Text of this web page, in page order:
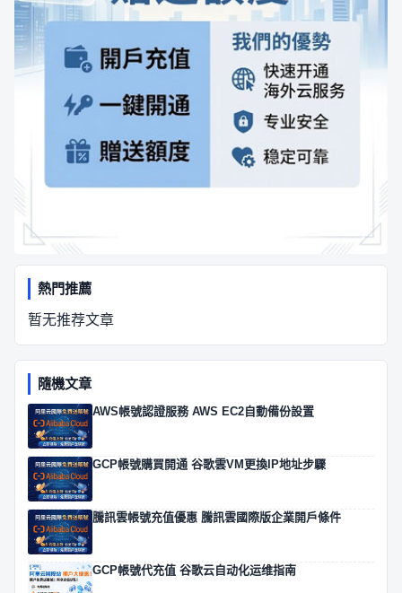
熱門推薦
暂无推荐文章
隨機文章
AWS帳號認證服務 AWS EC2自動備份設置
GCP帳號購買開通 谷歌雲VM更換IP地址步驟
騰訊雲帳號充值優惠 騰訊雲國際版企業開戶條件
GCP帳號代充值 谷歌云自动化运维指南